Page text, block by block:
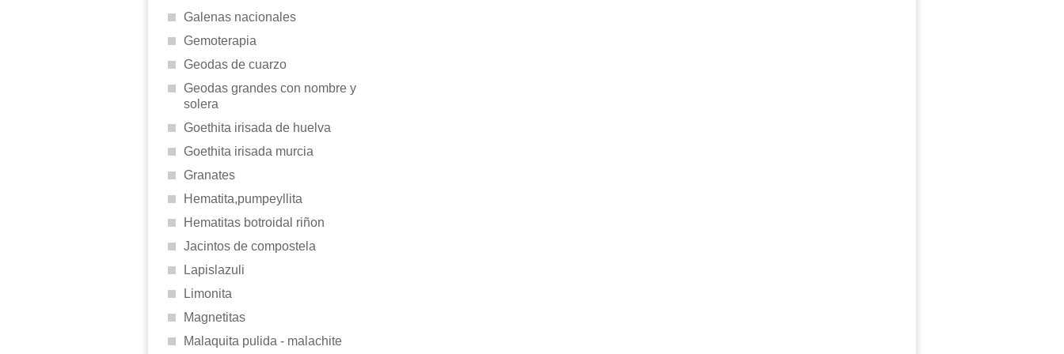
Galenas nacionales
Gemoterapia
Geodas de cuarzo
Geodas grandes con nombre y
solera
Goethita irisada de huelva
Goethita irisada murcia
Granates
Hematita,pumpeyllita
Hematitas botroidal riñon
Jacintos de compostela
Lapislazuli
Limonita
Magnetitas
Malaquita pulida - malachite